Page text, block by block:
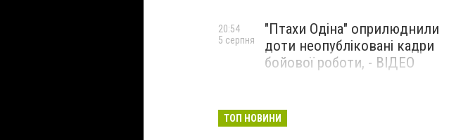
"Птахи Одіна" оприлюднили
доти неопубліковані кадри
бойової роботи, - ВІДЕО
20:54
5 серпня
Бєдняков зіграє тата
5 серпня
ТОП НОВИНИ